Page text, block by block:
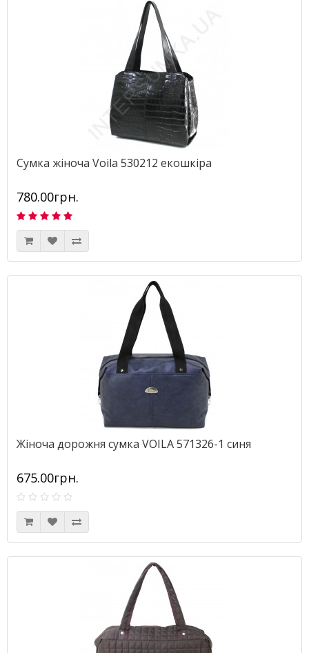
Сумка жіноча Voila 530212 екошкіра
780.00грн.
Жіноча дорожня сумка VOILA 571326-1 синя
675.00грн.